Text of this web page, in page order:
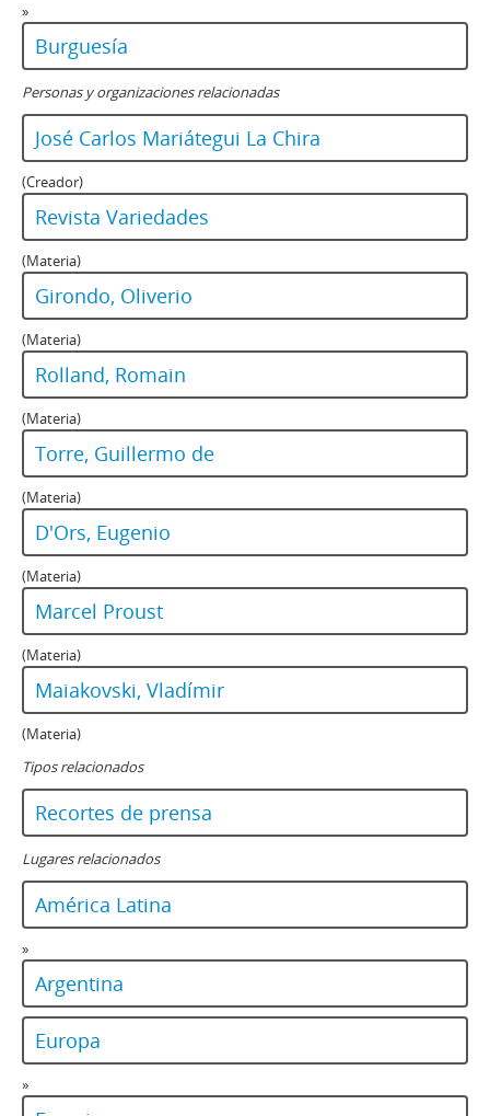
»
Burguesía
Personas y organizaciones relacionadas
José Carlos Mariátegui La Chira
(Creador)
Revista Variedades
(Materia)
Girondo, Oliverio
(Materia)
Rolland, Romain
(Materia)
Torre, Guillermo de
(Materia)
D'Ors, Eugenio
(Materia)
Marcel Proust
(Materia)
Maiakovski, Vladímir
(Materia)
Tipos relacionados
Recortes de prensa
Lugares relacionados
América Latina
»
Argentina
Europa
»